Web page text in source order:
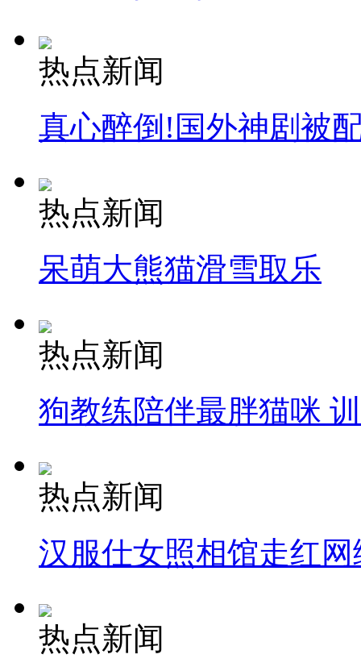
热点新闻
真心醉倒!国外神剧被
热点新闻
呆萌大熊猫滑雪取乐
热点新闻
狗教练陪伴最胖猫咪
热点新闻
汉服仕女照相馆走红网
热点新闻